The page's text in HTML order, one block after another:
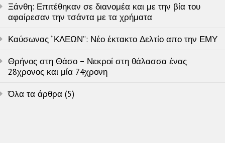
Ξάνθη: Επιτέθηκαν σε διανομέα και με την βία του
αφαίρεσαν την τσάντα με τα χρήματα
Καύσωνας “ΚΛΕΩΝ”: Νέο έκτακτο Δελτίο απο την ΕΜΥ
Θρήνος στη Θάσο – Νεκροί στη θάλασσα ένας
28χρονος και μία 74χρονη
Όλα τα άρθρα (5)